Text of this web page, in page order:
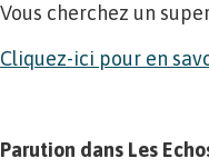
Vous cherchez un
Cliquez-ici pour en
Parution dans Les